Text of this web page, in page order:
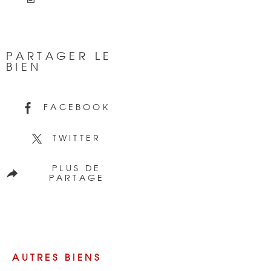
PARTAGER LE
BIEN
FACEBOOK
TWITTER
PLUS DE
PARTAGE
AUTRES BIENS